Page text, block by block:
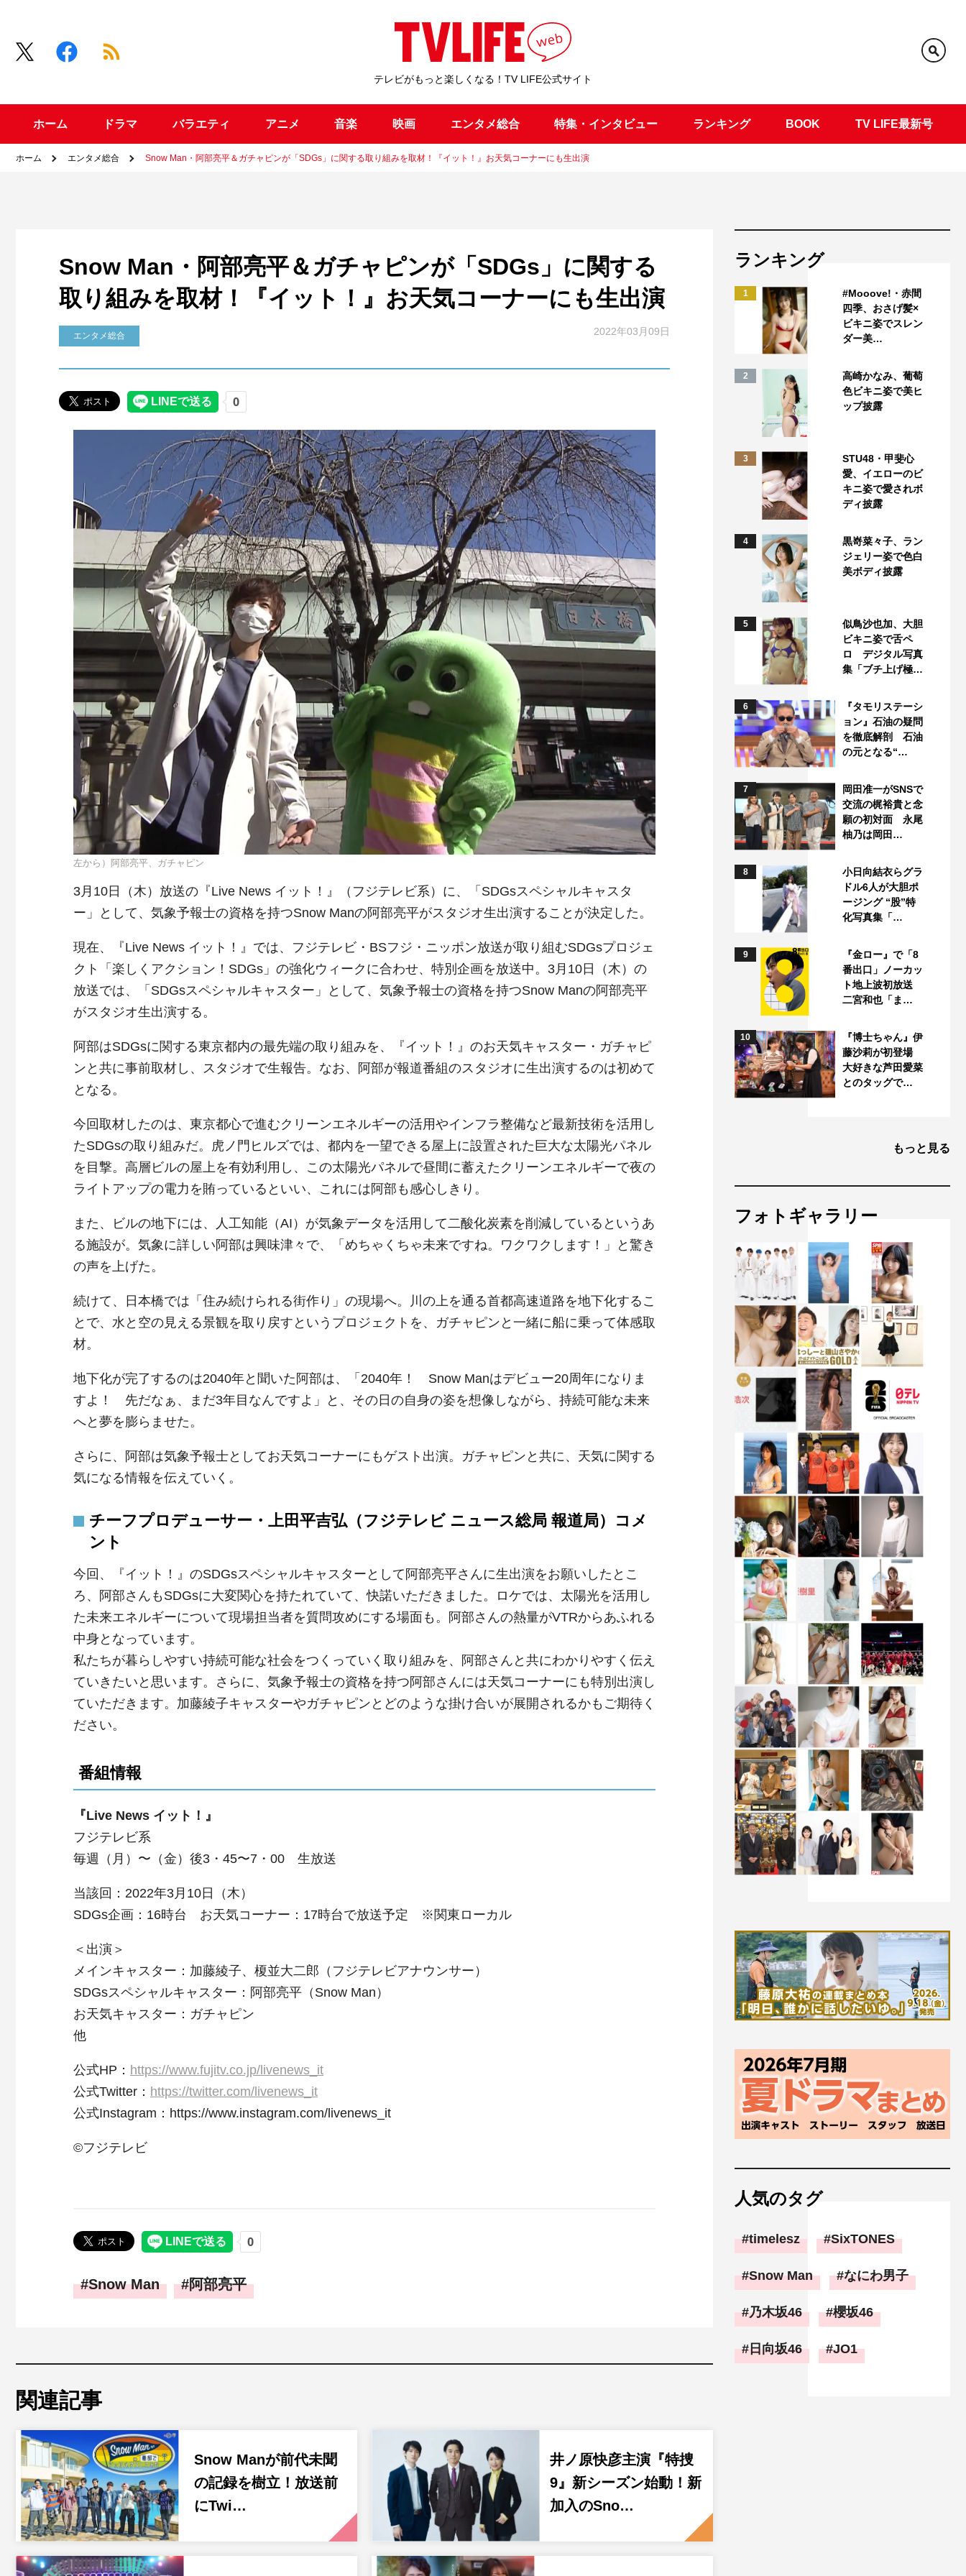
テレビがもっと楽しくなる！TV LIFE公式サイト
ホーム ドラマ バラエティ アニメ 音楽 映画 エンタメ総合 特集・インタビュー ランキング BOOK TV LIFE最新号
ホーム エンタメ総合 Snow Man・阿部亮平＆ガチャピンが「SDGs」に関する取り組みを取材！『イット！』お天気コーナーにも生出演
Snow Man・阿部亮平＆ガチャピンが「SDGs」に関する
取り組みを取材！『イット！』お天気コーナーにも生出演
エンタメ総合 2022年03月09日
左から）阿部亮平、ガチャピン
3月10日（木）放送の『Live News イット！』（フジテレビ系）に、「SDGsスペシャルキャスタ
ー」として、気象予報士の資格を持つSnow Manの阿部亮平がスタジオ生出演することが決定した。
現在、『Live News イット！』では、フジテレビ・BSフジ・ニッポン放送が取り組むSDGsプロジェ
クト「楽しくアクション！SDGs」の強化ウィークに合わせ、特別企画を放送中。3月10日（木）の
放送では、「SDGsスペシャルキャスター」として、気象予報士の資格を持つSnow Manの阿部亮平
がスタジオ生出演する。
阿部はSDGsに関する東京都内の最先端の取り組みを、『イット！』のお天気キャスター・ガチャピ
ンと共に事前取材し、スタジオで生報告。なお、阿部が報道番組のスタジオに生出演するのは初めて
となる。
今回取材したのは、東京都心で進むクリーンエネルギーの活用やインフラ整備など最新技術を活用し
たSDGsの取り組みだ。虎ノ門ヒルズでは、都内を一望できる屋上に設置された巨大な太陽光パネル
を目撃。高層ビルの屋上を有効利用し、この太陽光パネルで昼間に蓄えたクリーンエネルギーで夜の
ライトアップの電力を賄っているといい、これには阿部も感心しきり。
また、ビルの地下には、人工知能（AI）が気象データを活用して二酸化炭素を削減しているというあ
る施設が。気象に詳しい阿部は興味津々で、「めちゃくちゃ未来ですね。ワクワクします！」と驚き
の声を上げた。
続けて、日本橋では「住み続けられる街作り」の現場へ。川の上を通る首都高速道路を地下化するこ
とで、水と空の見える景観を取り戻すというプロジェクトを、ガチャピンと一緒に船に乗って体感取
材。
地下化が完了するのは2040年と聞いた阿部は、「2040年！ Snow Manはデビュー20周年になりま
すよ！ 先だなぁ、まだ3年目なんですよ」と、その日の自身の姿を想像しながら、持続可能な未来
へと夢を膨らませた。
さらに、阿部は気象予報士としてお天気コーナーにもゲスト出演。ガチャピンと共に、天気に関する
気になる情報を伝えていく。
チーフプロデューサー・上田平吉弘（フジテレビ ニュース総局 報道局）コメ
ント
今回、『イット！』のSDGsスペシャルキャスターとして阿部亮平さんに生出演をお願いしたとこ
ろ、阿部さんもSDGsに大変関心を持たれていて、快諾いただきました。ロケでは、太陽光を活用し
た未来エネルギーについて現場担当者を質問攻めにする場面も。阿部さんの熱量がVTRからあふれる
中身となっています。
私たちが暮らしやすい持続可能な社会をつくっていく取り組みを、阿部さんと共にわかりやすく伝え
ていきたいと思います。さらに、気象予報士の資格を持つ阿部さんには天気コーナーにも特別出演し
ていただきます。加藤綾子キャスターやガチャピンとどのような掛け合いが展開されるかもご期待く
ださい。
番組情報
『Live News イット！』
フジテレビ系
毎週（月）〜（金）後3・45〜7・00 生放送
当該回：2022年3月10日（木）
SDGs企画：16時台 お天気コーナー：17時台で放送予定 ※関東ローカル
＜出演＞
メインキャスター：加藤綾子、榎並大二郎（フジテレビアナウンサー）
SDGsスペシャルキャスター：阿部亮平（Snow Man）
お天気キャスター：ガチャピン
他
公式HP： https://www.fujitv.co.jp/livenews_it
公式Twitter： https://twitter.com/livenews_it
公式Instagram：https://www.instagram.com/livenews_it
©フジテレビ
Snow Man 阿部亮平
関連記事
Snow Manが前代未聞
の記録を樹立！放送前
にTwi…
井ノ原快彦主演『特捜
9』新シーズン始動！新
加入のSno…
ランキング
1
#Mooove!・赤間
四季、おさげ髪×
ビキニ姿でスレン
ダー美…
2
高崎かなみ、葡萄
色ビキニ姿で美ヒ
ップ披露
3
STU48・甲斐心
愛、イエローのビ
キニ姿で愛されボ
ディ披露
4
黒嵜菜々子、ラン
ジェリー姿で色白
美ボディ披露
5
似鳥沙也加、大胆
ビキニ姿で舌ペ
ロ デジタル写真
集「ブチ上げ極…
6
『タモリステーシ
ョン』石油の疑問
を徹底解剖 石油
の元となる“…
7
岡田准一がSNSで
交流の梶裕貴と念
願の初対面 永尾
柚乃は岡田…
8
小日向結衣らグラ
ドル6人が大胆ポ
ージング “股”特
化写真集「…
9
『金ロー』で「8
番出口」ノーカッ
ト地上波初放送
二宮和也「ま…
10
『博士ちゃん』伊
藤沙莉が初登場
大好きな芦田愛菜
とのタッグで…
もっと見る
フォトギャラリー
人気のタグ
timelesz SixTONES
Snow Man なにわ男子
乃木坂46 櫻坂46
日向坂46 JO1